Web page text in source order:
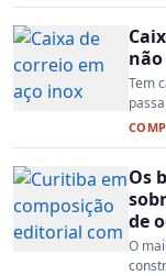
Tem
Os
de
O